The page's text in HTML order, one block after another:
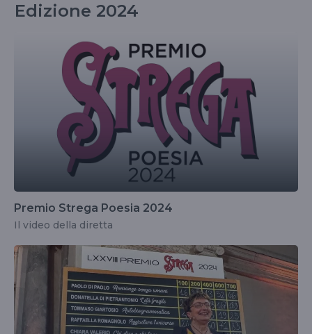
Edizione 2024
Premio Strega Poesia 2024
Il video della diretta